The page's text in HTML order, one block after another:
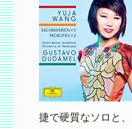
捷で硬質なソロと